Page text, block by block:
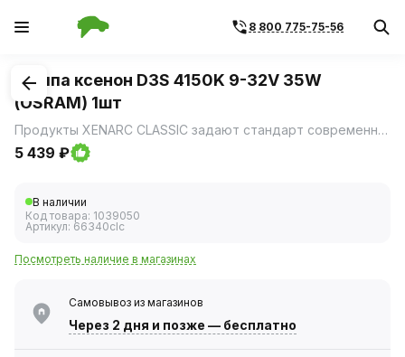
8 800 775-75-56
1/3
Лампа ксенон D3S 4150K 9-32V 35W
(OSRAM) 1шт
Продукты XENARC CLASSIC задают стандарт современного ксенонового автомобильного освещения.
5 439 ₽
В наличии
Код товара: 1039050
Артикул: 66340clc
Посмотреть наличие в магазинах
Самовывоз из магазинов
Через 2 дня и позже — бесплатно